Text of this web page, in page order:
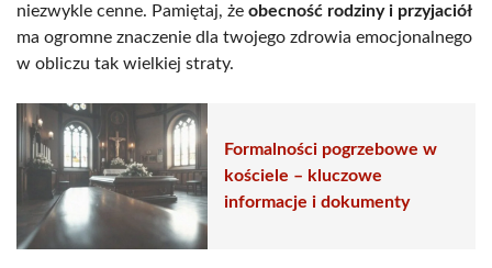
niezwykle cenne. Pamiętaj, że obecność rodziny i przyjaciół
ma ogromne znaczenie dla twojego zdrowia emocjonalnego
w obliczu tak wielkiej straty.
Formalności pogrzebowe w
kościele – kluczowe
informacje i dokumenty